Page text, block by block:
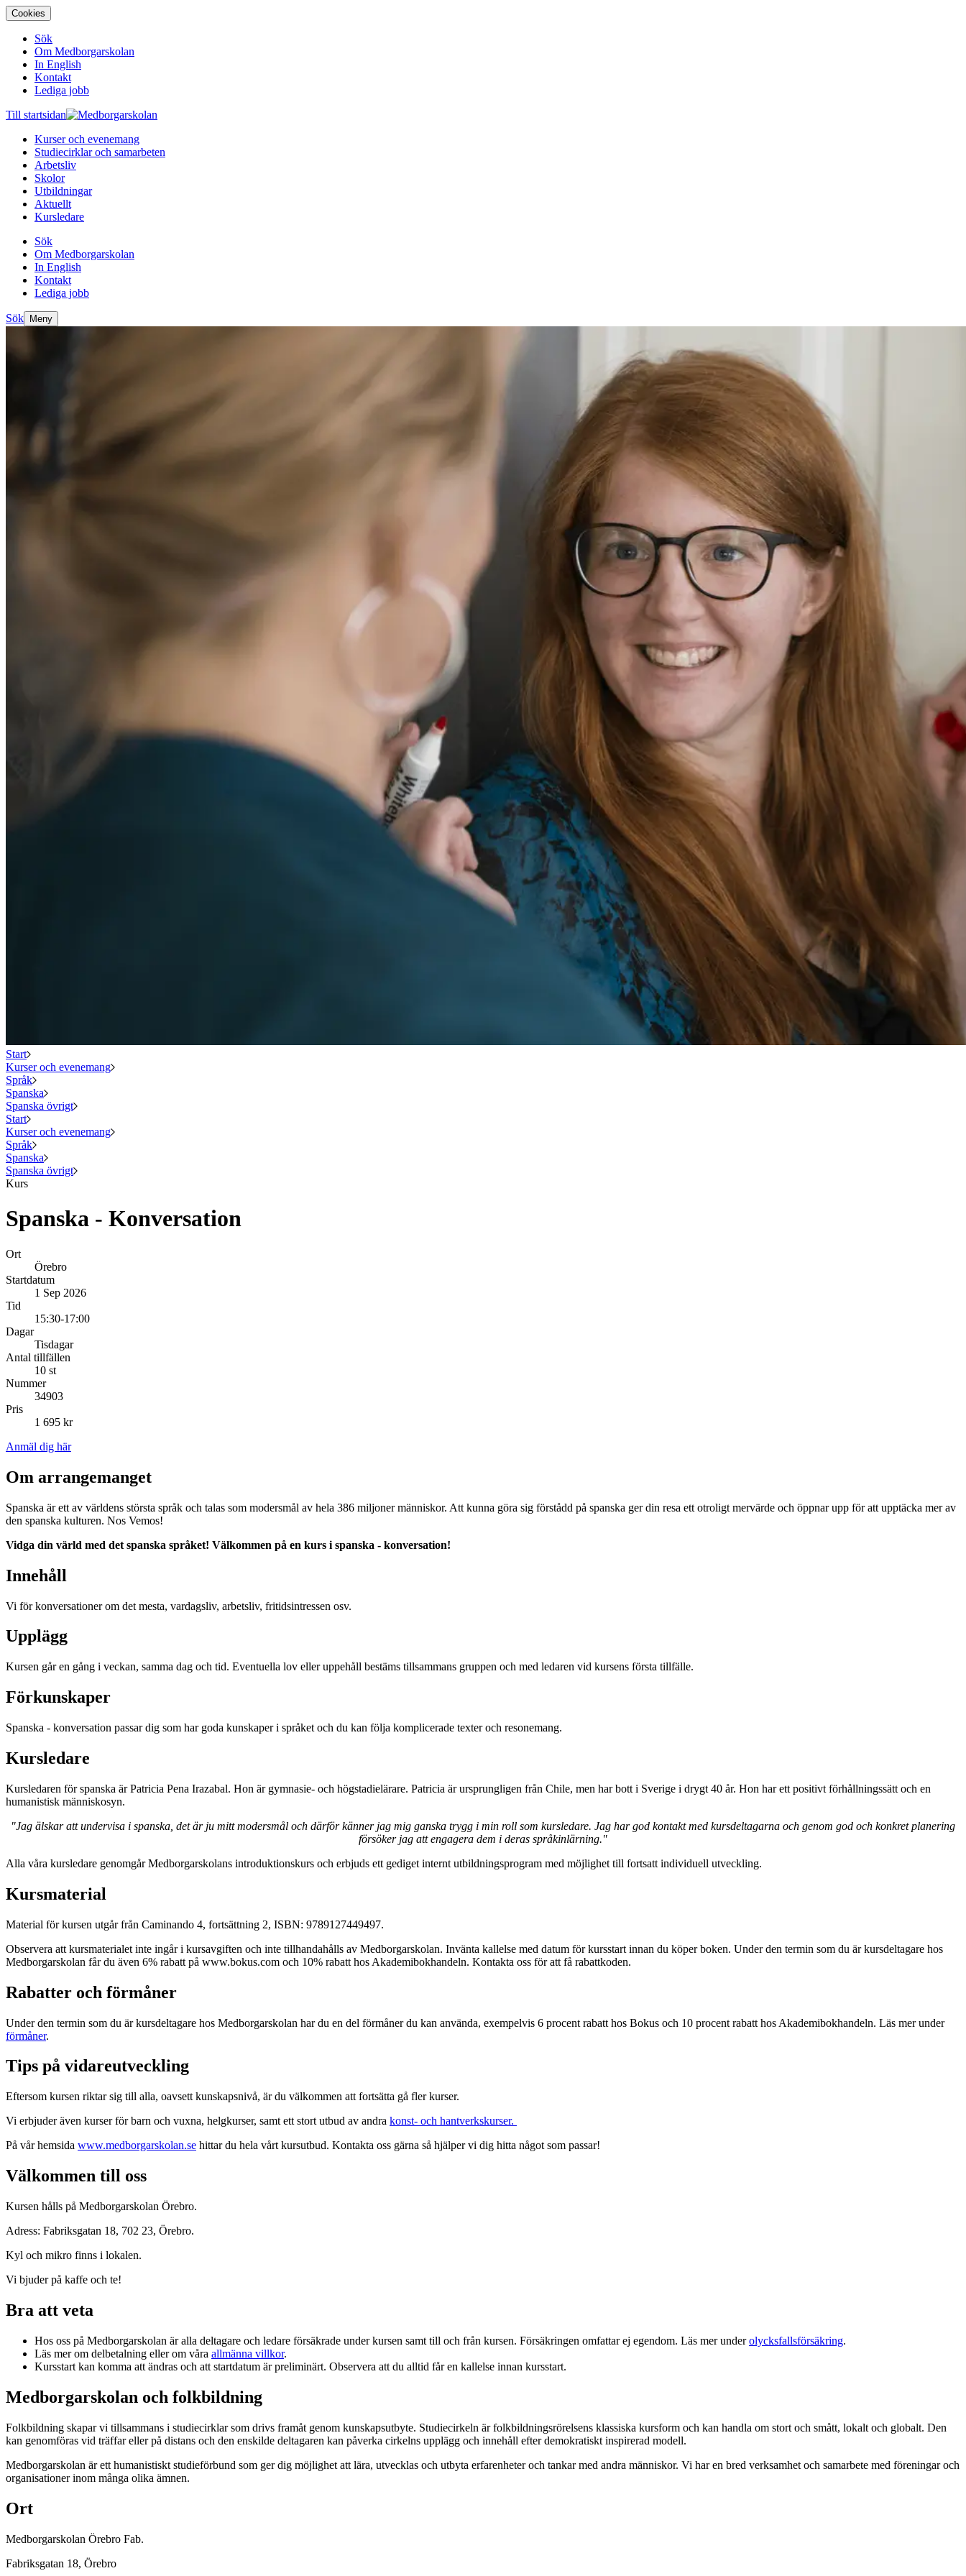
Cookies
Sök
Om Medborgarskolan
In English
Kontakt
Lediga jobb
Till startsidan
Kurser och evenemang
Studiecirklar och samarbeten
Arbetsliv
Skolor
Utbildningar
Aktuellt
Kursledare
Sök
Om Medborgarskolan
In English
Kontakt
Lediga jobb
Sök Meny
Start
Kurser och evenemang
Språk
Spanska
Spanska övrigt
Start
Kurser och evenemang
Språk
Spanska
Spanska övrigt
Kurs
Spanska - Konversation
Ort
Örebro
Startdatum
1 Sep 2026
Tid
15:30-17:00
Dagar
Tisdagar
Antal tillfällen
10 st
Nummer
34903
Pris
1 695 kr
Anmäl dig här
Om arrangemanget
Spanska är ett av världens största språk och talas som modersmål av hela 386 miljoner människor. Att kunna göra sig förstådd på spanska ger din resa ett otroligt mervärde och öppnar upp för att upptäcka mer av
den spanska kulturen. Nos Vemos!
Vidga din värld med det spanska språket! Välkommen på en kurs i spanska - konversation!
Innehåll
Vi för konversationer om det mesta, vardagsliv, arbetsliv, fritidsintressen osv.
Upplägg
Kursen går en gång i veckan, samma dag och tid. Eventuella lov eller uppehåll bestäms tillsammans gruppen och med ledaren vid kursens första tillfälle.
Förkunskaper
Spanska - konversation passar dig som har goda kunskaper i språket och du kan följa komplicerade texter och resonemang.
Kursledare
Kursledaren för spanska är Patricia Pena Irazabal. Hon är gymnasie- och högstadielärare. Patricia är ursprungligen från Chile, men har bott i Sverige i drygt 40 år. Hon har ett positivt förhållningssätt och en
humanistisk människosyn.
"Jag älskar att undervisa i spanska, det är ju mitt modersmål och därför känner jag mig ganska trygg i min roll som kursledare. Jag har god kontakt med kursdeltagarna och genom god och konkret planering
försöker jag att engagera dem i deras språkinlärning."
Alla våra kursledare genomgår Medborgarskolans introduktionskurs och erbjuds ett gediget internt utbildningsprogram med möjlighet till fortsatt individuell utveckling.
Kursmaterial
Material för kursen utgår från Caminando 4, fortsättning 2, ISBN: 9789127449497.
Observera att kursmaterialet inte ingår i kursavgiften och inte tillhandahålls av Medborgarskolan. Invänta kallelse med datum för kursstart innan du köper boken. Under den termin som du är kursdeltagare hos
Medborgarskolan får du även 6% rabatt på www.bokus.com och 10% rabatt hos Akademibokhandeln. Kontakta oss för att få rabattkoden.
Rabatter och förmåner
Under den termin som du är kursdeltagare hos Medborgarskolan har du en del förmåner du kan använda, exempelvis 6 procent rabatt hos Bokus och 10 procent rabatt hos Akademibokhandeln. Läs mer under
förmåner.
Tips på vidareutveckling
Eftersom kursen riktar sig till alla, oavsett kunskapsnivå, är du välkommen att fortsätta gå fler kurser.
Vi erbjuder även kurser för barn och vuxna, helgkurser, samt ett stort utbud av andra konst- och hantverkskurser.
På vår hemsida www.medborgarskolan.se hittar du hela vårt kursutbud. Kontakta oss gärna så hjälper vi dig hitta något som passar!
Välkommen till oss
Kursen hålls på Medborgarskolan Örebro.
Adress: Fabriksgatan 18, 702 23, Örebro.
Kyl och mikro finns i lokalen.
Vi bjuder på kaffe och te!
Bra att veta
Hos oss på Medborgarskolan är alla deltagare och ledare försäkrade under kursen samt till och från kursen. Försäkringen omfattar ej egendom. Läs mer underolycksfallsförsäkring.
Läs mer om delbetalning eller om våra allmänna villkor.
Kursstart kan komma att ändras och att startdatum är preliminärt. Observera att du alltid får en kallelse innan kursstart.
Medborgarskolan och folkbildning
Folkbildning skapar vi tillsammans i studiecirklar som drivs framåt genom kunskapsutbyte. Studiecirkeln är folkbildningsrörelsens klassiska kursform och kan handla om stort och smått, lokalt och globalt. Den
kan genomföras vid träffar eller på distans och den enskilde deltagaren kan påverka cirkelns upplägg och innehåll efter demokratiskt inspirerad modell.
Medborgarskolan är ett humanistiskt studieförbund som ger dig möjlighet att lära, utvecklas och utbyta erfarenheter och tankar med andra människor. Vi har en bred verksamhet och samarbete med föreningar och
organisationer inom många olika ämnen.
Ort
Medborgarskolan Örebro Fab.
Fabriksgatan 18, Örebro